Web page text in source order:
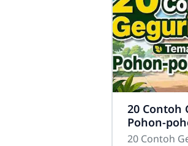
20 Contoh
Pohon-
20 Contoh